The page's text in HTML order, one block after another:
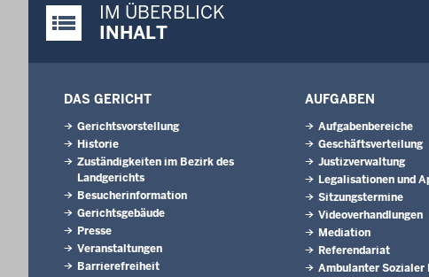
Justiz-Portal im Überblick:
IM ÜBERBLICK
INHALT
DAS GERICHT
Gerichtsvorstellung
Historie
Zuständigkeiten im Bezirk des
Landgerichts
Besucherinformation
Gerichtsgebäude
Presse
Veranstaltungen
Barrierefreiheit
AUFGABEN
Aufgabenbereiche
Geschäftsverteilung
Justizverwaltung
Legalisationen und
Sitzungstermine
Videoverhandlungen
Mediation
Referendariat
Ambulanter Sozialer